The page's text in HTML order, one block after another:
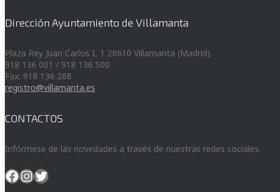
Dirección Ayuntamiento de Villamanta
Plaza Rey Juan Carlos I, 1 28610 Villamanta (Madrid)
918 136 001 / 918 136 500
Fax: 918 136 268
registro@villamanta.es
CONTACTOS
Infórmese de las novedades a través de nuestras redes sociales.
Facebook
Instagram
Twitter